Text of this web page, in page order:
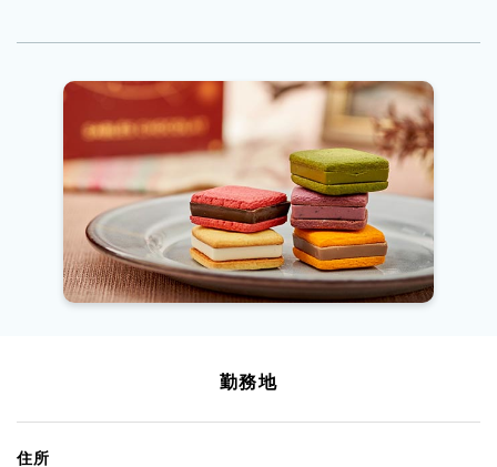
勤務地
住所